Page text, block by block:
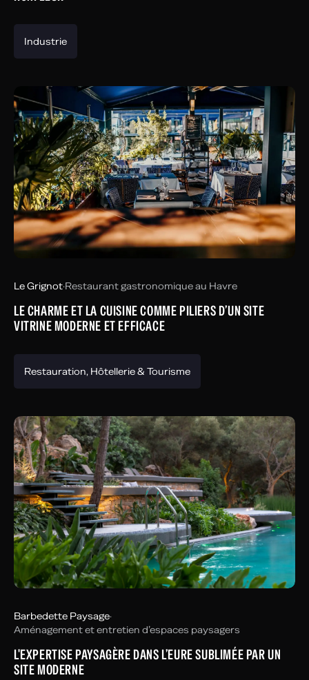
Industrie
Le Grignot·Restaurant gastronomique au Havre
LE CHARME ET LA CUISINE COMME PILIERS D’UN SITE
VITRINE MODERNE ET EFFICACE
Restauration, Hôtellerie & Tourisme
Barbedette Paysage·
Aménagement et entretien d’espaces paysagers
L'EXPERTISE PAYSAGÈRE DANS L’EURE SUBLIMÉE PAR UN
SITE MODERNE